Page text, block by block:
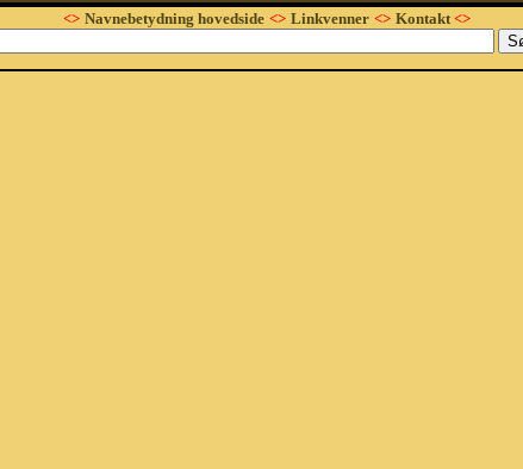
<> Navnebetydning hovedside <> Linkvenner <> Kontakt<>